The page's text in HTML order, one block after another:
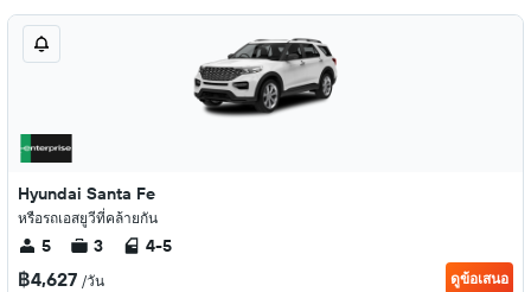
Hyundai Santa Fe
หรือรถเอสยูวีที่คล้ายกัน
5 3 4-5
฿4,627 /วัน ดูข้อเสนอ